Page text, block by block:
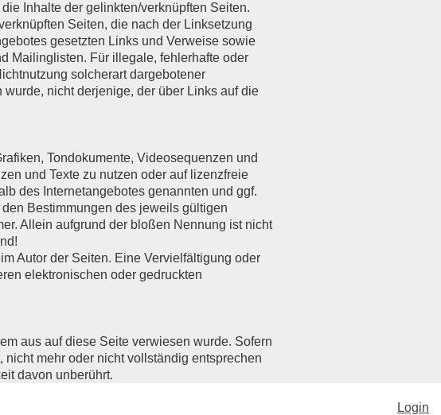
Inhalte der gelinkten/verknüpften Seiten.
Seiten, die nach der Linksetzung
gesetzten Links und Verweise sowie
Mailinglisten. Für illegale, fehlerhafte oder
solcherart dargebotener
nicht derjenige, der über Links auf die
Tondokumente, Videosequenzen und
und Texte zu nutzen oder auf lizenzfreie
des Internetangebotes genannten und ggf.
Bestimmungen des jeweils gültigen
Allein aufgrund der bloßen Nennung ist nicht
Autor der Seiten. Eine Vervielfältigung oder
elektronischen oder gedruckten
aus auf diese Seite verwiesen wurde. Sofern
mehr oder nicht vollständig entsprechen
davon unberührt.
Login